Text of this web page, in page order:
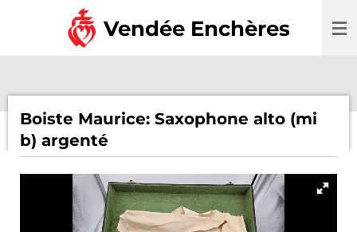
Vendée Enchères
Boiste Maurice: Saxophone alto (mi
b) argenté